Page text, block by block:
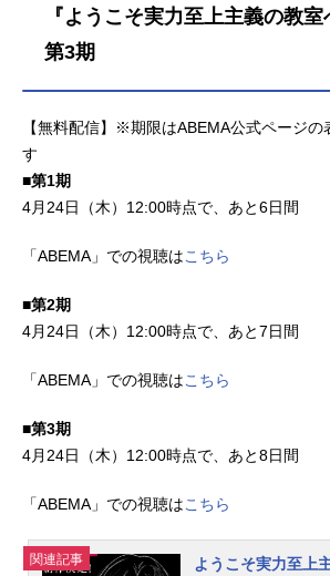
『ようこそ実力至上主義の教
第3期
【無料配信】※期限はABEMA公式ページの
す
■第1期
4月24日（木）12:00時点で、あと6日間
「ABEMA」での視聴はこちら
■第2期
4月24日（木）12:00時点で、あと7日間
「ABEMA」での視聴はこちら
■第3期
4月24日（木）12:00時点で、あと8日間
「ABEMA」での視聴はこちら
関連記事
ようこそ実力至上